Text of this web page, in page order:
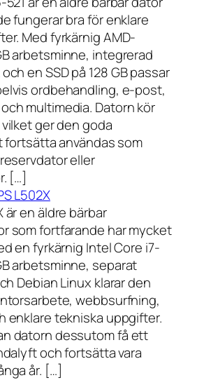
fungerar bra för enklare
Med fyrkärnig AMD-
arbetsminne, integrerad
en SSD på 128 GB passar
ordbehandling, e-post,
multimedia. Datorn kör
ger den goda
användas som
eller
[…]
L502X
är en äldre bärbar
som fortfarande har mycket
en fyrkärnig Intel Core i7-
arbetsminne, separat
Debian Linux klarar den
webbsurfning,
enklare tekniska uppgifter.
datorn dessutom få ett
och fortsätta vara
år. […]